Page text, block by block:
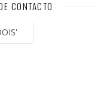
CONTACTO